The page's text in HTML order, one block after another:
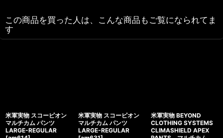
この商品を買った人は、こんな商品もご覧になられてま
す
米軍実物 スコーピオン
マルチカム パンツ
LARGE-REGULAR
米軍実物 スコーピオン
マルチカム パンツ
LARGE-REGULAR
米軍実物 BEYOND
CLOTHING SYSTEMS
CLIMASHIELD APEX